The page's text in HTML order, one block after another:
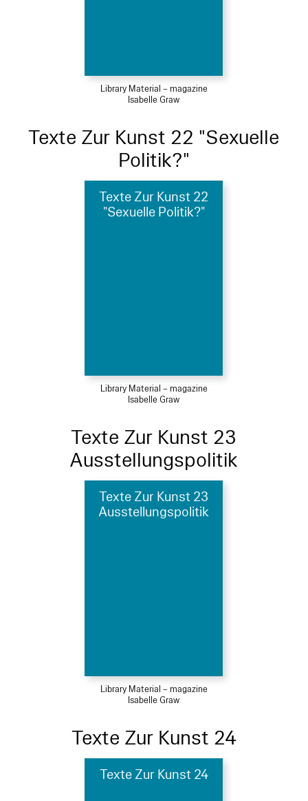
Library Material – magazine
Isabelle Graw
Texte Zur Kunst 22 "Sexuelle
Politik?"
Texte Zur Kunst 22
"Sexuelle Politik?"
Library Material – magazine
Isabelle Graw
Texte Zur Kunst 23
Ausstellungspolitik
Texte Zur Kunst 23
Ausstellungspolitik
Library Material – magazine
Isabelle Graw
Texte Zur Kunst 24
Texte Zur Kunst 24